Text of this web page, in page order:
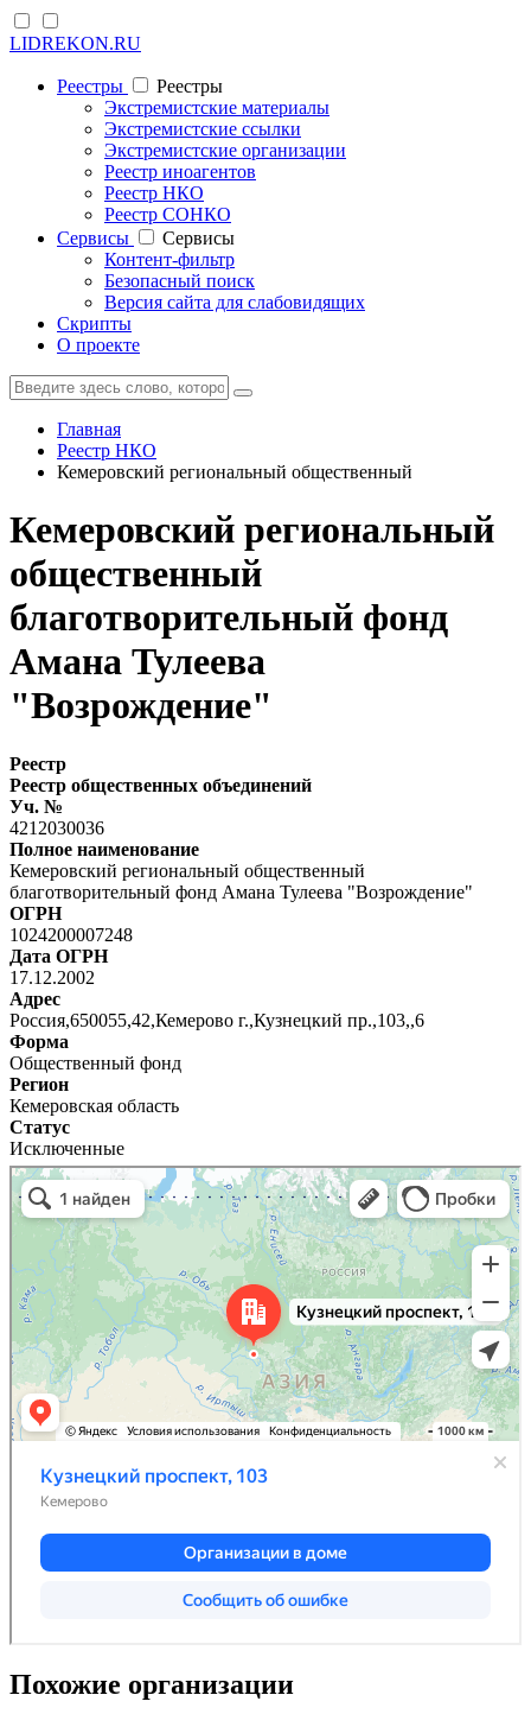
LIDREKON.RU
Реестры
Реестры
Экстремистские материалы
Экстремистские ссылки
Экстремистские организации
Реестр иноагентов
Реестр НКО
Реестр СОНКО
Cервисы
Cервисы
Контент-фильтр
Безопасный поиск
Версия сайта для слабовидящих
Скрипты
О проекте
Главная
Реестр НКО
Кемеровский региональный общественный
Кемеровский региональный
общественный
благотворительный фонд
Амана Тулеева
"Возрождение"
Реестр
Реестр общественных объединений
Уч. №
4212030036
Полное наименование
Кемеровский региональный общественный
благотворительный фонд Амана Тулеева "Возрождение"
ОГРН
1024200007248
Дата ОГРН
17.12.2002
Адрес
Россия,650055,42,Кемерово г.,Кузнецкий пр.,103,,6
Форма
Общественный фонд
Регион
Кемеровская область
Статус
Исключенные
Похожие организации